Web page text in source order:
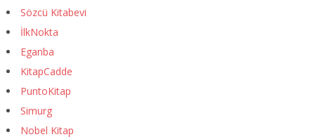
Sözcü Kitabevi
İlkNokta
Eganba
KitapCadde
PuntoKitap
Simurg
Nobel Kitap